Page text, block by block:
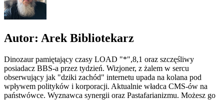
Autor: Arek Bibliotekarz
Dinozaur pamiętający czasy LOAD "*",8,1 oraz szczęśliwy
posiadacz BBS-a przez tydzień. Wizjoner, z żalem w sercu
obserwujący jak "dziki zachód" internetu upada na kolana pod
wpływem polityków i korporacji. Aktualnie władca CMS-ów na
państwówce. Wyznawca synergii oraz Pastafarianizmu. Możesz go